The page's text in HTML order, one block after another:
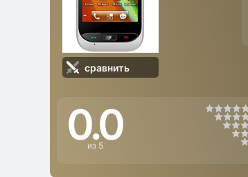
сравнить
0.0
из 5